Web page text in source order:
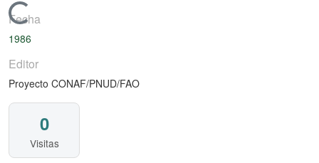
Cargando...
Fecha
1986
Editor
Proyecto CONAF/PNUD/FAO
0
Visitas